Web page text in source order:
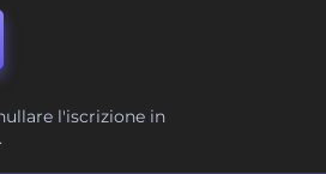
l'iscrizione in